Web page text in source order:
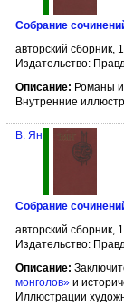
Собрание
авторский сборник,
Издательство:
Описание: Романы
Внутренние
В. Ян
Собрание
авторский сборник,
Издательство:
Описание:
монголов» и
Иллюстрации